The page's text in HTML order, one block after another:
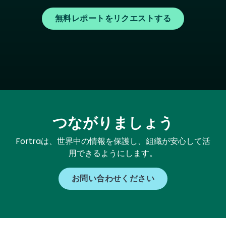
無料レポートをリクエストする
つながりましょう
Fortraは、世界中の情報を保護し、組織が安心して活
用できるようにします。
お問い合わせください